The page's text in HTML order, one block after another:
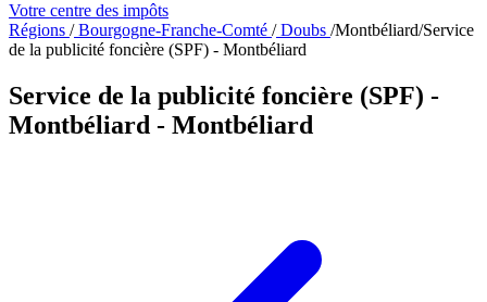
Votre centre des impôts
Régions /Bourgogne-Franche-Comté /Doubs /Montbéliard/Service
de la publicité foncière (SPF) - Montbéliard
Service de la publicité foncière (SPF) -
Montbéliard - Montbéliard